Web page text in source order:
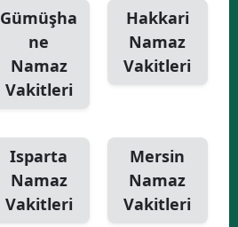
Gümüşha
ne
Namaz
Vakitleri
Hakkari
Namaz
Vakitleri
Isparta
Namaz
Vakitleri
Mersin
Namaz
Vakitleri